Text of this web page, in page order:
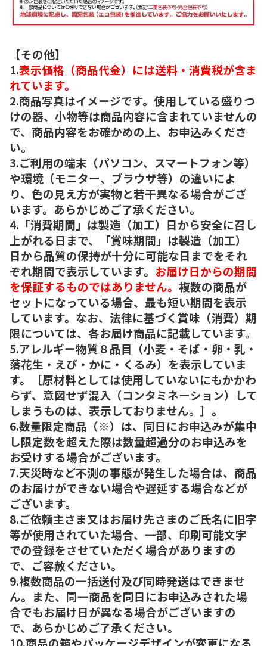
【その他】
1.表示価格（商品代金）には送料・消費税が含ま
れています。
2.商品写真はイメージです。使用している盛りつ
けの器、小物等は商品内容に含まれていませんの
で、商品内容をお確かめの上、お申込みくださ
い。
3.ご利用の端末（パソコン、スマートフォン等）
や環境（モニター、ブラウザ等）の違いによ
り、色の見え方が実物と若干異なる場合がござ
います。あらかじめご了承ください。
4.「消費期間」は製造（加工）日から安全に召し
上がれる日まで、「賞味期間」は製造（加工）
日から品質の保持が十分に可能な日までをそれ
ぞれ期間で表示しています。 お届け日からの期間
を保証するものではありません。 複数の商品が
セットになっている場合、最も短い期間を表示
しています。なお、法律に基づく賞味（消費）期
限については、各お届け商品に記載しています。
5.アレルギー物質８品目（小麦・そば・卵・乳・
落花生・えび・かに・くるみ）を表示していま
す。［原材料としては使用していないにもかかわ
らず、意図せず混入（コンタミネーション）して
しまうものは、表示しておりません。］。
6.数量限定商品（※）は、同日にお申込みが集中
し限定数を超えた際は数量超過分のお申込みを
お受けする場合がございます。
7.天災時など不測の事態が発生した場合は、商品
のお届けができない場合や遅延する場合などが
ございます。
8.ご依頼主さま又はお届け先さまのご氏名に旧字
等が使用されていた場合、一部、印刷可能文字
での登録をさせていただく場合がありますの
で、ご容赦ください。
9.複数商品の一括送付及び同時発送はできませ
ん。また、同一商品を同日にお申込みされた場
合でもお届け日が異なる場合がございますの
で、あらかじめご了承ください。